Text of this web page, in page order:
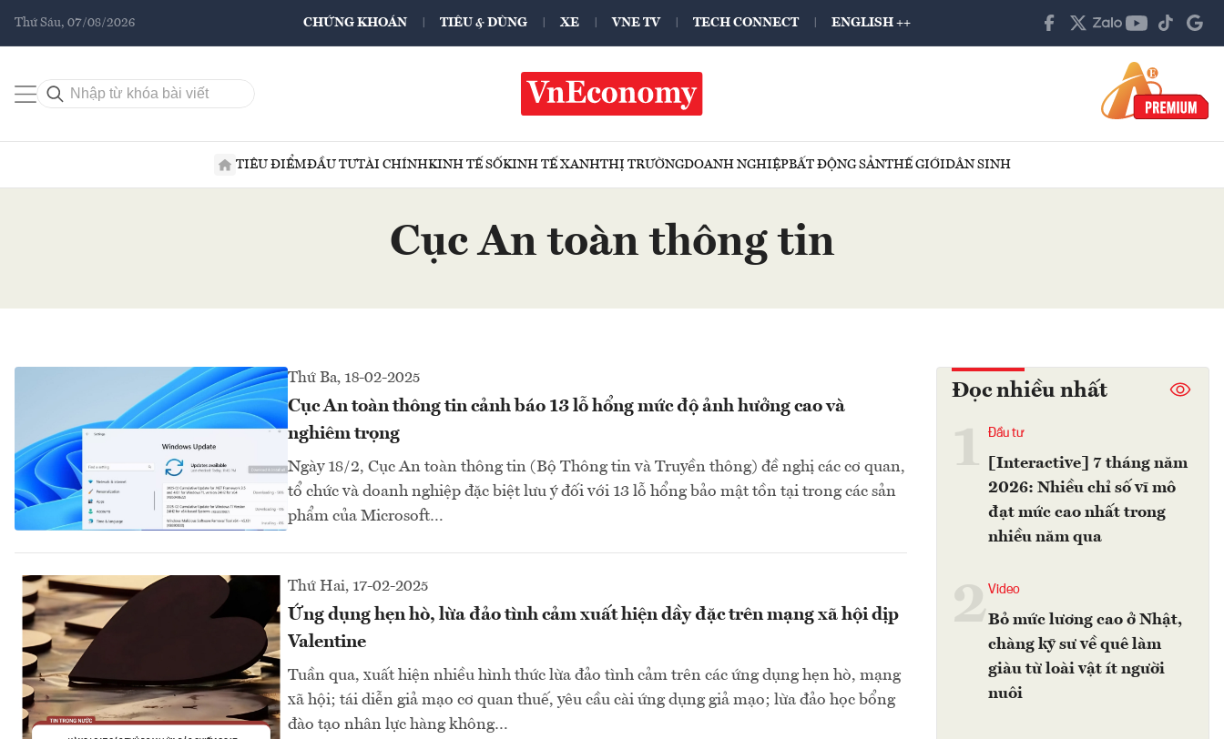
Thứ Sáu, 07/08/2026 CHỨNG KHOÁN TIÊU & DÙNG XE VNE TV TECH CONNECT ENGLISH ++
TIÊU ĐIỂMĐẦU TƯTÀI CHÍNHKINH TẾ SỐKINH TẾ XANHTHỊ TRƯỜNGDOANH NGHIỆPBẤT ĐỘNG SẢNTHẾ GIỚIDÂN SINH
Cục An toàn thông tin
Thứ Ba, 18-02-2025
Cục An toàn thông tin cảnh báo 13 lỗ hổng mức độ ảnh hưởng cao và
nghiêm trọng
Ngày 18/2, Cục An toàn thông tin (Bộ Thông tin và Truyền thông) đề nghị các cơ quan,
tổ chức và doanh nghiệp đặc biệt lưu ý đối với 13 lỗ hổng bảo mật tồn tại trong các sản
phẩm của Microsoft…
Thứ Hai, 17-02-2025
Ứng dụng hẹn hò, lừa đảo tình cảm xuất hiện dầy đặc trên mạng xã hội dịp
Valentine
Tuần qua, xuất hiện nhiều hình thức lừa đảo tình cảm trên các ứng dụng hẹn hò, mạng
xã hội; tái diễn giả mạo cơ quan thuế, yêu cầu cài ứng dụng giả mạo; lừa đảo học bổng
đào tạo nhân lực hàng không…
Đọc nhiều nhất
Đầu tư
[Interactive] 7 tháng năm
2026: Nhiều chỉ số vĩ mô
đạt mức cao nhất trong
nhiều năm qua
2Video
Bỏ mức lương cao ở Nhật,
chàng kỹ sư về quê làm
giàu từ loài vật ít người
nuôi